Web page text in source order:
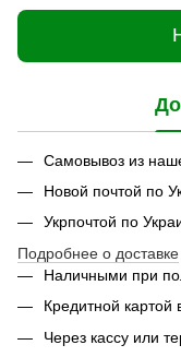
Самовывоз из
Новой почтой по
Укрпочтой по
Подробнее о доставке
Наличными при
Кредитной картой
Через кассу или